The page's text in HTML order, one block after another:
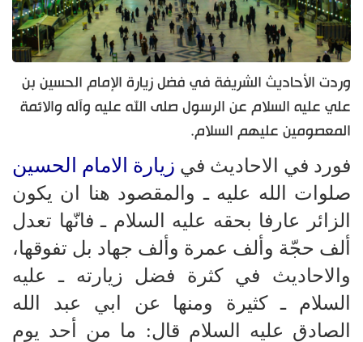
وردت الأحاديث الشريفة في فضل زيارة الإمام الحسين بن
علي عليه السلام عن الرسول صلى الله عليه وآله والائمة
المعصومين عليهم السلام.
فورد في الاحاديث في زيارة الامام الحسين
صلوات الله عليه ـ والمقصود هنا ان يكون
الزائر عارفا بحقه عليه السلام ـ فانّها تعدل
ألف حجّة وألف عمرة وألف جهاد بل تفوقها،
والاحاديث في كثرة فضل زيارته ـ عليه
السلام ـ كثيرة ومنها عن ابي عبد الله
الصادق عليه السلام قال: ما من أحد يوم